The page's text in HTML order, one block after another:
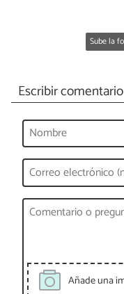
Sube la
Escribir comentario
Añade una